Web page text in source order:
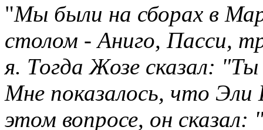
"Мы были на сборах в
столом - Аниго, Пасси,
я. Тогда Жозе сказал:
Мне показалось, что Эли
этом вопросе, он сказал: